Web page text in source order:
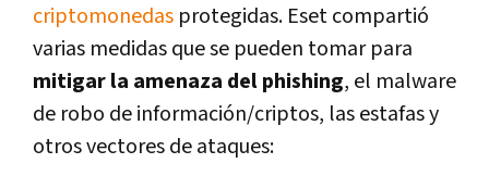
criptomonedas protegidas. Eset compartió
varias medidas que se pueden tomar para
mitigar la amenaza del phishing, el malware
de robo de información/criptos, las estafas y
otros vectores de ataques: